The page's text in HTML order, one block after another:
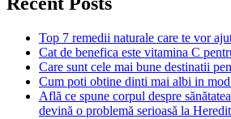
Top 7 remedii naturale care te vor
Cat de benefica este vitamina C
Care sunt cele mai bune destinatii
Cum poti obtine dinti mai albi in mod
Află ce spune corpul despre
devină o problemă serioasă la